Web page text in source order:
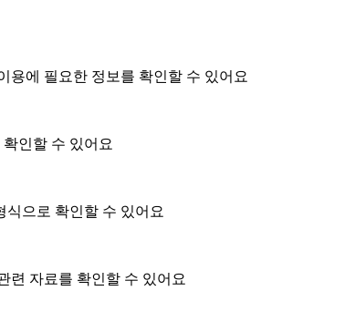
용에 필요한 정보를 확인할 수 있어요
인할 수 있어요
식으로 확인할 수 있어요
련 자료를 확인할 수 있어요